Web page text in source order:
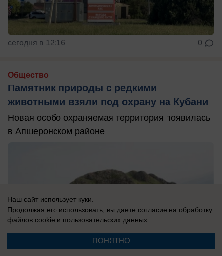
сегодня в 12:16 0
Общество
Памятник природы с редкими
животными взяли под охрану на Кубани
Новая особо охраняемая территория появилась
в Апшеронском районе
Наш сайт использует куки.
Продолжая его использовать, вы даете согласие на обработку
файлов cookie и пользовательских данных.
ПОНЯТНО